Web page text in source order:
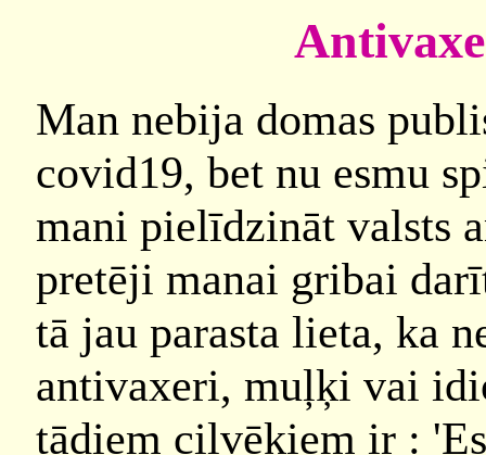
Man nebija domas
covid19, bet nu esmu
mani pielīdzināt valsts
pretēji manai gribai
tā jau parasta lieta, ka
antivaxeri, muļķi vai
tādiem cilvēkiem ir :